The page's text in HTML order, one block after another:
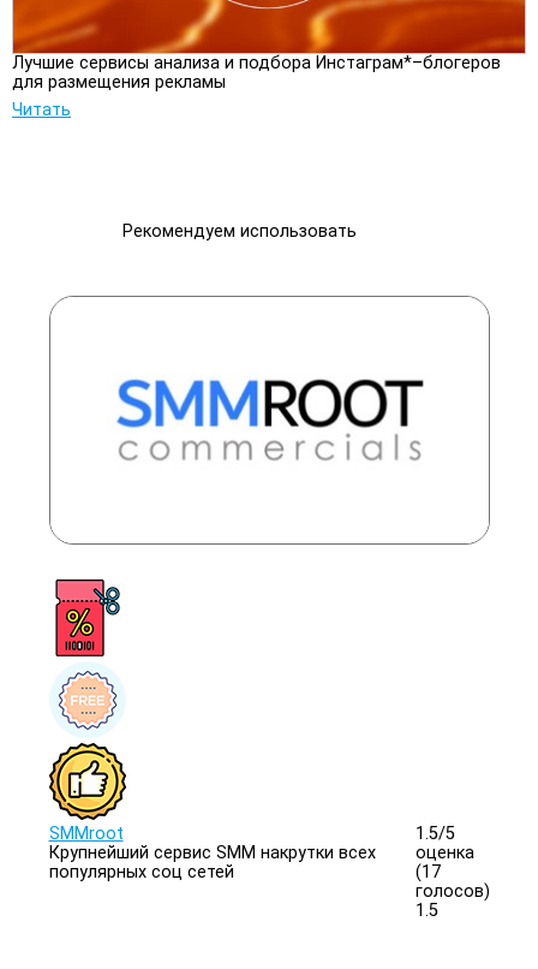
Лучшие сервисы анализа и подбора Инстаграм*–блогеров
для размещения рекламы
Читать
Рекомендуем использовать
SMMroot
Крупнейший сервис SMM накрутки всех
популярных соц сетей
1.5/5
оценка
(17
голосов)
1.5